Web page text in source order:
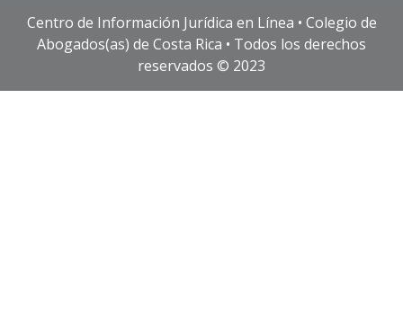
Centro de Información Jurídica en Línea • Colegio de
Abogados(as) de Costa Rica • Todos los derechos
reservados © 2023